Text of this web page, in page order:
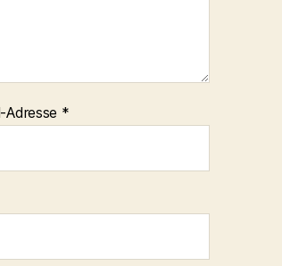
Adresse *